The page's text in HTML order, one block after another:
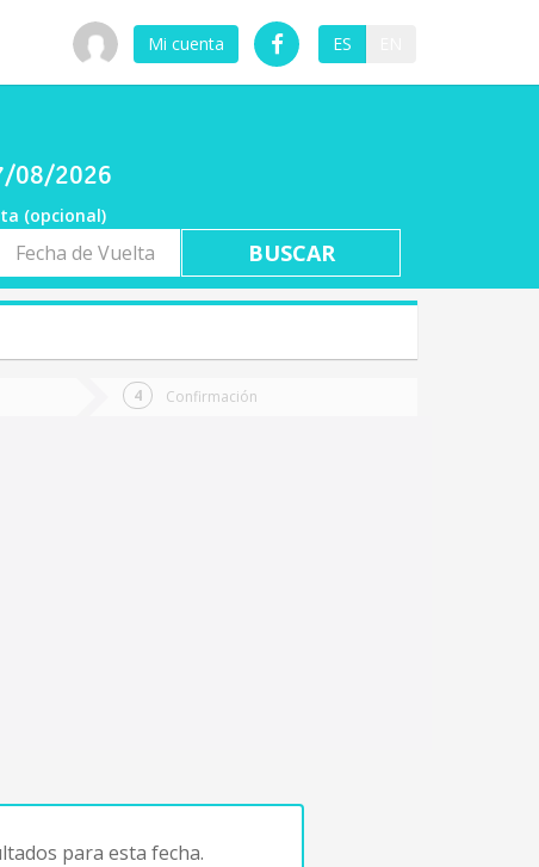
Mi cuenta ES
08/2026
(opcional)
Confirmación
para esta fecha.